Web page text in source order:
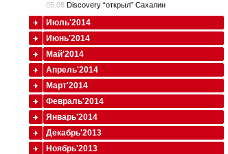
05.08 Discovery “открыл” Сахалин
Июль'2014
Июнь'2014
Май'2014
Апрель'2014
Март'2014
Февраль'2014
Январь'2014
Декабрь'2013
Ноябрь'2013